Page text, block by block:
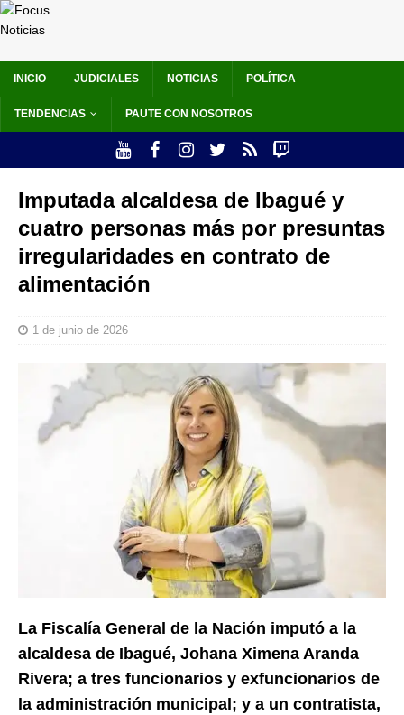
INICIO JUDICIALES NOTICIAS POLÍTICA
TENDENCIAS PAUTE CON NOSOTROS
Imputada alcaldesa de Ibagué y
cuatro personas más por presuntas
irregularidades en contrato de
alimentación
1 de junio de 2026
La Fiscalía General de la Nación imputó a la
alcaldesa de Ibagué, Johana Ximena Aranda
Rivera; a tres funcionarios y exfuncionarios de
la administración municipal; y a un contratista,